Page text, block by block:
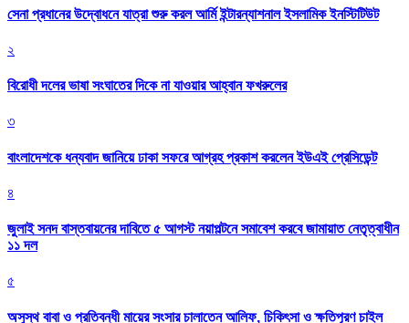
সেনা প্রধানের উদ্বোধনে যাত্রা শুরু করল আর্মি ইন্টারন্যাশনাল ইসলামিক ইনস্টিটিউট
২
বিরোধী দলের ভাষা সংঘাতের দিকে না যাওয়ার আহ্বান ফখরুলের
৩
বাংলাদেশকে ধন্যবাদ জানিয়ে ঢাকা সফরে আগ্রহ প্রকাশ করলেন ইউএই প্রেসিডেন্ট
৪
জুলাই সনদ বাস্তবায়নের দাবিতে ৫ আগস্ট নয়াপল্টনে সমাবেশ করবে জামায়াত নেতৃত্বাধীন
১১ দল
৫
অসুস্থ বাবা ও প্রতিবন্ধী মায়ের সংসার চালাতেন আলিফ, চিকিৎসা ও ক্ষতিপূরণ চাইল